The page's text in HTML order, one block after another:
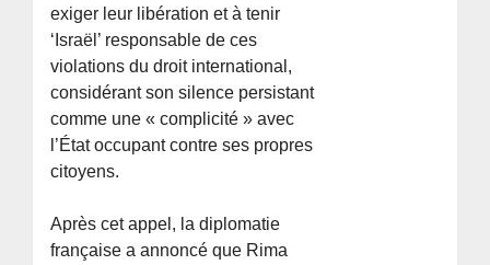
exiger leur libération et à tenir
‘Israël’ responsable de ces
violations du droit international,
considérant son silence persistant
comme une « complicité » avec
l’État occupant contre ses propres
citoyens.
Après cet appel, la diplomatie
française a annoncé que Rima